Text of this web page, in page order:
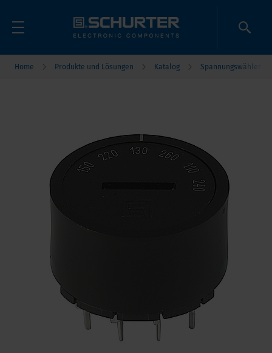
Home Produkte und Lösungen Katalog Spannungswähler